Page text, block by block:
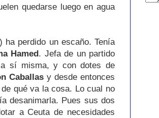
quedarse luego en agua
ha perdido un escaño. Tenía
Hamed. Jefa de un partido
a sí misma, y con dotes de
Caballas y desde entonces
qué va la cosa. Lo cual no
desanimarla. Pues sus dos
a Ceuta de necesidades